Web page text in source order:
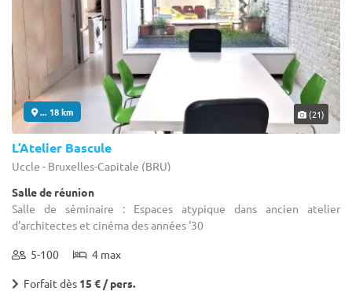
... 18 km (21)
L’Atelier Bascule
Uccle - Bruxelles-Capitale (BRU)
Salle de réunion
Salle de séminaire : Espaces atypique dans ancien atelier
d’architectes et cinéma des années '30
5-100 4 max
Forfait dès 15 € / pers.